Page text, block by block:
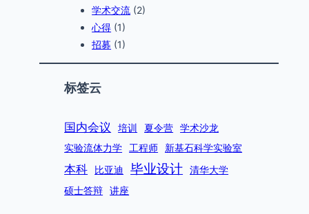
学术交流 (2)
心得 (1)
招募 (1)
标签云
国内会议 培训 夏令营 学术沙龙
实验流体力学
工程师 新基石科学实验室
本科 比亚迪 毕业设计 清华大学
硕士答辩 讲座